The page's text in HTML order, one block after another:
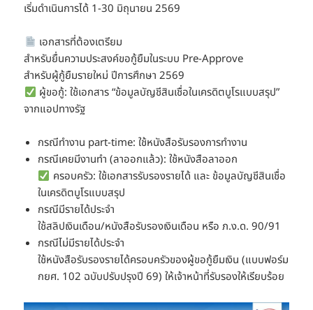
เริ่มดำเนินการได้ 1-30 มิถุนายน 2569
เอกสารที่ต้องเตรียม
สำหรับยื่นความประสงค์ขอกู้ยืมในระบบ Pre-Approve
สำหรับผู้กู้ยืมรายใหม่ ปีการศึกษา 2569
ผู้ขอกู้: ใช้เอกสาร “ข้อมูลบัญชีสินเชื่อในเครดิตบูโรแบบสรุป”
จากแอปทางรัฐ
กรณีทำงาน part-time: ใช้หนังสือรับรองการทำงาน
กรณีเคยมีงานทำ (ลาออกแล้ว): ใช้หนังสือลาออก
ครอบครัว: ใช้เอกสารรับรองรายได้ และ ข้อมูลบัญชีสินเชื่อ
ในเครดิตบูโรแบบสรุป
กรณีมีรายได้ประจำ
ใช้สลิปเงินเดือน/หนังสือรับรองเงินเดือน หรือ ภ.ง.ด. 90/91
กรณีไม่มีรายได้ประจำ
ใช้หนังสือรับรองรายได้ครอบครัวของผู้ขอกู้ยืมเงิน (แบบฟอร์ม
กยศ. 102 ฉบับปรับปรุงปี 69) ให้เจ้าหน้าที่รับรองให้เรียบร้อย